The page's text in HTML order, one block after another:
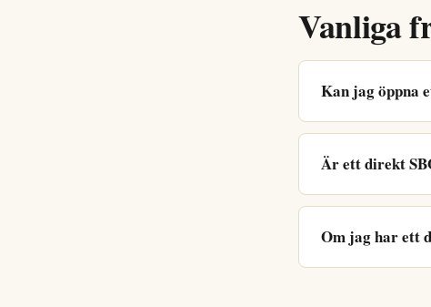
Vanliga
Kan jag öppna
Är ett direkt
Om jag har ett